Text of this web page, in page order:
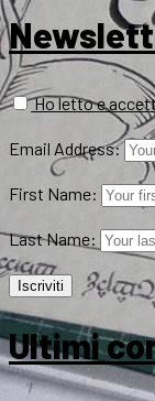
Ho letto e
Email Address:
First Name:
Last Name:
Ultimi